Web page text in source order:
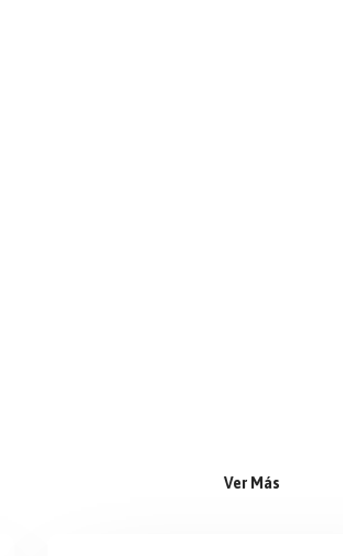
Ver Más